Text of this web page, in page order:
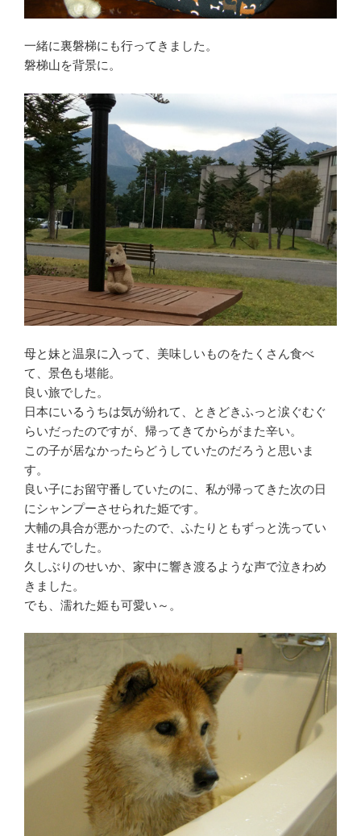
一緒に裏磐梯にも行ってきました。
磐梯山を背景に。
母と妹と温泉に入って、美味しいものをたくさん食べ
て、景色も堪能。
良い旅でした。
日本にいるうちは気が紛れて、ときどきふっと涙ぐむぐ
らいだったのですが、帰ってきてからがまた辛い。
この子が居なかったらどうしていたのだろうと思いま
す。
良い子にお留守番していたのに、私が帰ってきた次の日
にシャンプーさせられた姫です。
大輔の具合が悪かったので、ふたりともずっと洗ってい
ませんでした。
久しぶりのせいか、家中に響き渡るような声で泣きわめ
きました。
でも、濡れた姫も可愛い～。